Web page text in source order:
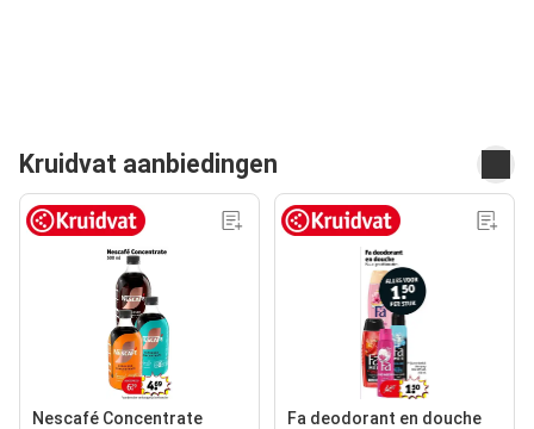
Kruidvat aanbiedingen
Nescafé Concentrate Fa deodorant en douche